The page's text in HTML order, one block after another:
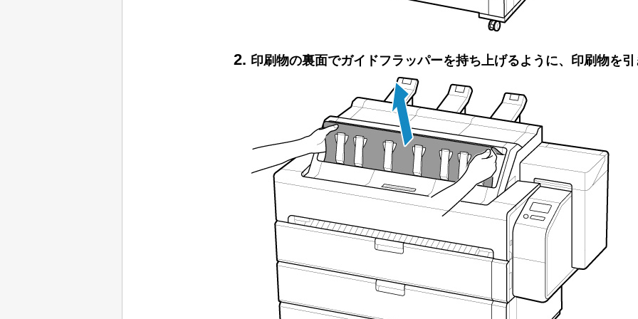
印刷物の裏面でガイドフラッパーを持ち上げるように、印刷物を